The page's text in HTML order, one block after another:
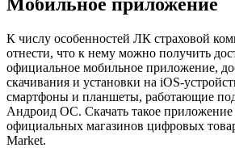
К числу особенностей ЛК страховой
отнести, что к нему можно получить
официальное мобильное приложение,
скачивания и установки на iOS-
смартфоны и планшеты, работающие
Андроид ОС. Скачать такое
официальных магазинов цифровых
Market.